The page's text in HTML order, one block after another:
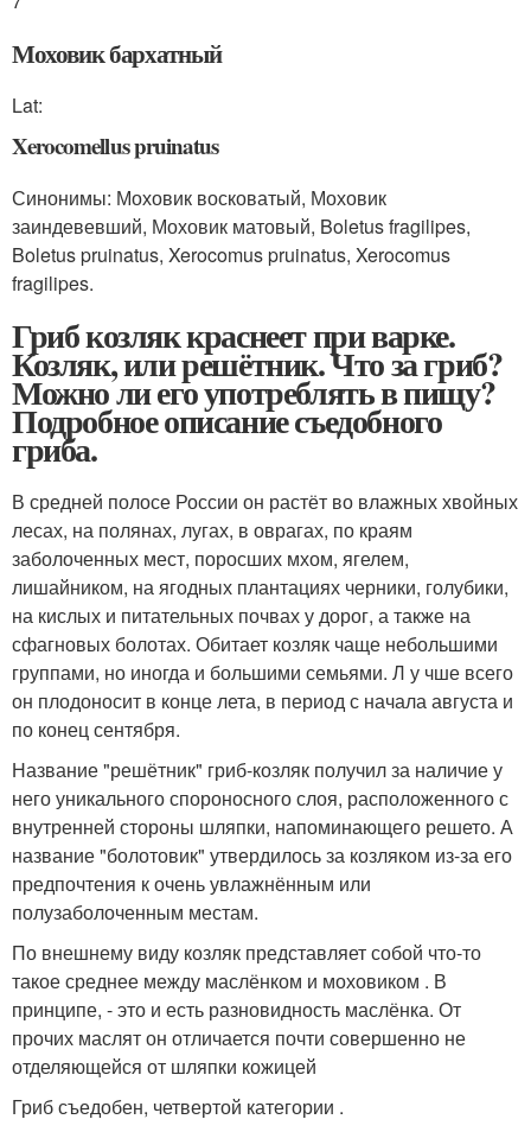
Моховик бархатный
Lat:
Xerocomellus pruinatus
Синонимы: Моховик восковатый, Моховик
заиндевевший, Моховик матовый, Boletus fragilipes,
Boletus pruinatus, Xerocomus pruinatus, Xerocomus
fragilipes.
Гриб козляк краснеет при варке.
Козляк, или решётник. Что за гриб?
Можно ли его употреблять в пищу?
Подробное описание съедобного
гриба.
В средней полосе России он растёт во влажных хвойных
лесах, на полянах, лугах, в оврагах, по краям
заболоченных мест, поросших мхом, ягелем,
лишайником, на ягодных плантациях черники, голубики,
на кислых и питательных почвах у дорог, а также на
сфагновых болотах. Обитает козляк чаще небольшими
группами, но иногда и большими семьями. Л у чше всего
он плодоносит в конце лета, в период с начала августа и
по конец сентября.
Название "решётник" гриб-козляк получил за наличие у
него уникального спороносного слоя, расположенного с
внутренней стороны шляпки, напоминающего решето. А
название "болотовик" утвердилось за козляком из-за его
предпочтения к очень увлажнённым или
полузаболоченным местам.
По внешнему виду козляк представляет собой что-то
такое среднее между маслёнком и моховиком . В
принципе, - это и есть разновидность маслёнка. От
прочих маслят он отличается почти совершенно не
отделяющейся от шляпки кожицей
Гриб съедобен, четвертой категории .